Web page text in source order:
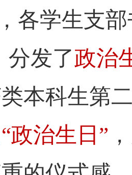
各学生支
分发了政治
本科生第
“政治生日”